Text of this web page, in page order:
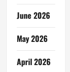
June 2026
May 2026
April 2026